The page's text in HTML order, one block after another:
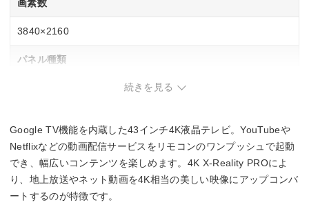
画素数
3840×2160
パネル種類
LEDバックライト
録画機能
–
続きを見る
Google TV機能を内蔵した43インチ4K液晶テレビ。YouTubeや
Netflixなどの動画配信サービスをリモコンのワンプッシュで起動
でき、幅広いコンテンツを楽しめます。4K X-Reality PROによ
り、地上放送やネット動画を4K相当の美しい映像にアップコンバ
ートするのが特徴です。